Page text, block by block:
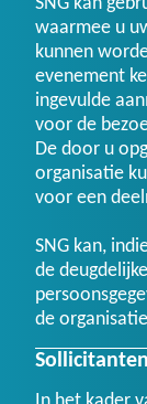
waarmee u
kunnen
evenement
ingevulde
voor de
De door u
organisatie
voor een
SNG kan,
de
de